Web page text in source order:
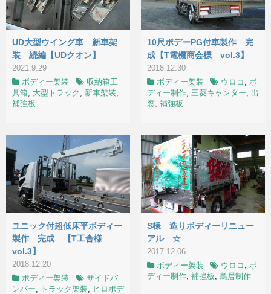
UD大型ウイング車 新車架
装 続編【UDクオン】
2021.9.29
ボディー架装
収納箱工
具箱, 大型トラック , 新車架装,
補強板
10尺ボデーPG付車製作 完
成【T電機商会様 vol.3】
2018.12.30
ボディー架装
ウロコ ,ボ
ディー制作, 三菱キャンター, 出
窓, 補強板
ユニック付超低床平ボディー
製作 完成 【T工舎様
vol.3】
2018.12.20
ボディー架装
サイドバ
ンパー
トラック架装
ヒロボデ
S様 造りボディーリニュー
アル ☆
2017.12.06
ボディー架装
ウロコ
ボ
ディー制作, 補強板 鳥居制作